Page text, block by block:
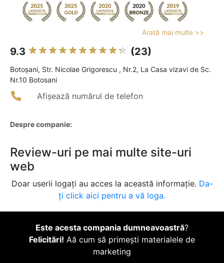
Arată mai multe >>
9.3 (23)
Botoşani, Str. Nicolae Grigorescu , Nr.2, La Casa vizavi de Sc.
Nr.10 Botosani
Afișează numărul de telefon
Despre companie:
Review-uri pe mai multe site-uri
web
Doar userii logați au acces la această informație. Da-
ți click aici pentru a vă loga.
Este acesta compania dumneavoastră?
Felicitări! Aă cum să primești materialele de
marketing